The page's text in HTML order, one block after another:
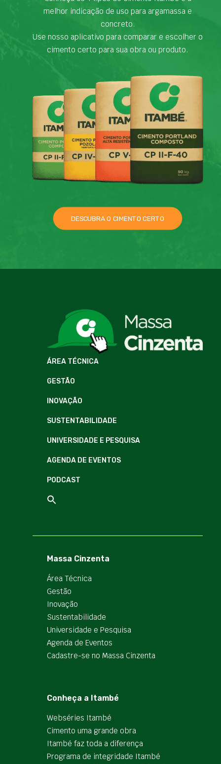
melhor indicação de uso para argamassa e
concreto.
Use nosso aplicativo para comparar e escolher o
cimento certo para sua obra ou produto.
DESCUBRA O CIMENTO CERTO
ÁREA TÉCNICA
GESTÃO
INOVAÇÃO
SUSTENTABILIDADE
UNIVERSIDADE E PESQUISA
AGENDA DE EVENTOS
PODCAST
Massa Cinzenta
Área Técnica
Gestão
Inovação
Sustentabilidade
Universidade e Pesquisa
Agenda de Eventos
Cadastre-se no Massa Cinzenta
Conheça a Itambé
Webséries Itambé
Cimento uma grande obra
Itambé faz toda a diferença
Programa de integridade Itambé